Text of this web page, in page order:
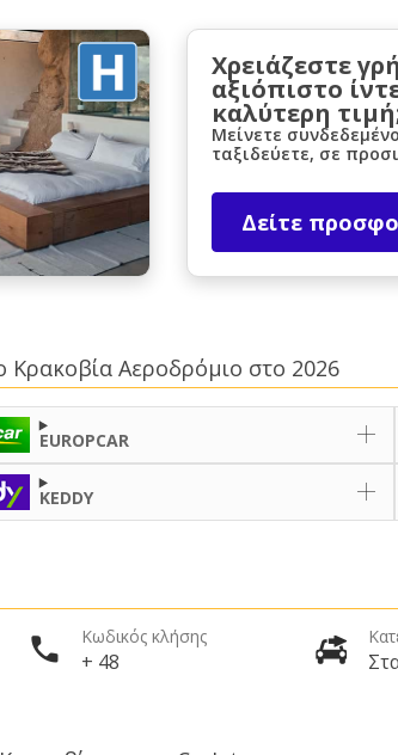
Χρειάζεστε
αξιόπιστο
καλύτερη
Μείνετε
ταξιδεύετε, σε
Δείτε
Κρακοβία Αεροδρόμιο στο 2026
EUROPCAR
KEDDY
Κωδικός κλήσης
+ 48
Σύνδεση με eLink